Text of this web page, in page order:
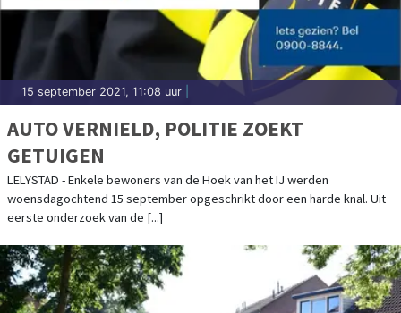
15 september 2021, 11:08 uur
AUTO VERNIELD, POLITIE ZOEKT
GETUIGEN
LELYSTAD - Enkele bewoners van de Hoek van het IJ werden
woensdagochtend 15 september opgeschrikt door een harde knal. Uit
eerste onderzoek van de [...]